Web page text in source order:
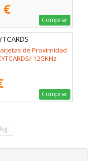
€
Comprar
de Proximidad
125KHz
Comprar
Sig.